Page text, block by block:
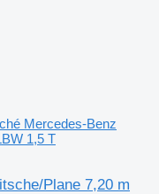
Mercedes-Benz
1,5 T
Plane 7,20 m